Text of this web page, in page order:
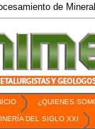
de Minerales / 6
¿QUIENES
DEL SIGLO XXI